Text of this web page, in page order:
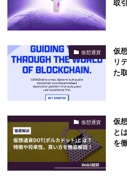
取
仮想通貨
仮
リ
た
仮想通貨
仮
と
を